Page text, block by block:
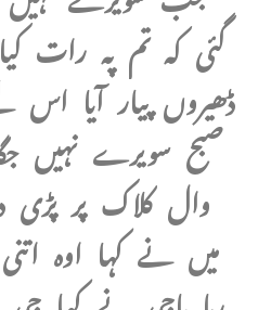
گئی کہ تم پہ رات
ڈھیروں پیار آیا
صبح سویرے نہیں
وال کلاک پر
میں نے کہا اوہ